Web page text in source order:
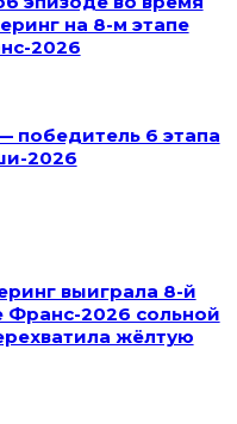
на 8-м этапе
2026
победитель 6 этапа
2026
выиграла 8-й
Франс-2026 сольной
жёлтую